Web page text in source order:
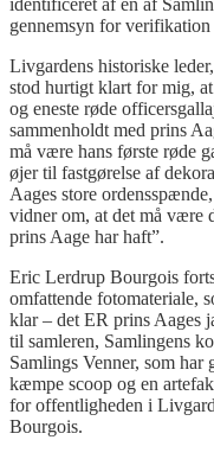
identificeret af en af
gennemsyn for
Livgardens historiske
stod hurtigt klart for mig,
og eneste røde
sammenholdt med prins
må være hans første røde
øjer til fastgørelse af
Aages store
vidner om, at det må være
prins Aage har haft”.
Eric Lerdrup Bourgois
omfattende fotomateriale,
klar – det ER prins Aages
til samleren, Samlingens
Samlings Venner, som
kæmpe scoop og en
for offentligheden i
Bourgois.